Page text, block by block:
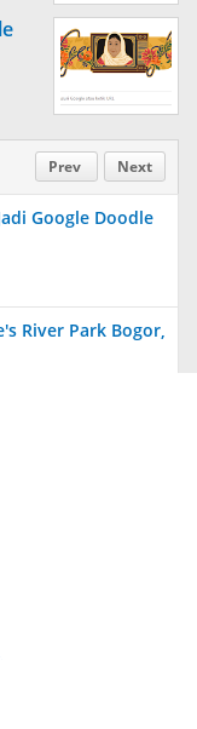
Prev Next
Google Doodle
River Park Bogor,